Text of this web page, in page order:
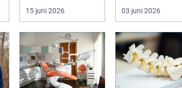
mer än bara stegen
sö...
15 juni 2026
som förenar
klassisk massage
med energibas...
03 juni 2026